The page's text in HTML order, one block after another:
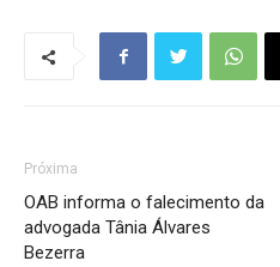
Próxima
OAB informa o falecimento da
advogada Tânia Álvares
Bezerra